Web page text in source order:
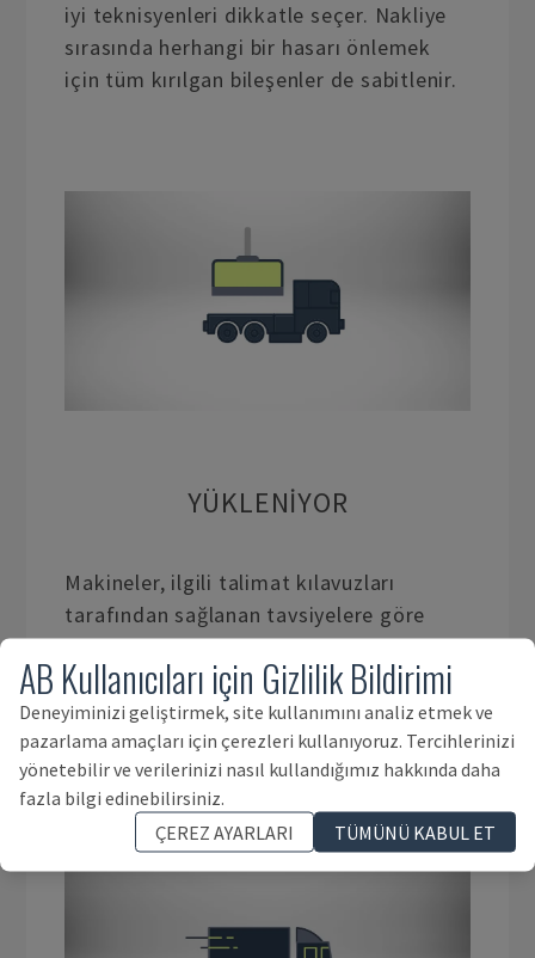
iyi teknisyenleri dikkatle seçer. Nakliye
sırasında herhangi bir hasarı önlemek
için tüm kırılgan bileşenler de sabitlenir.
YÜKLENIYOR
Makineler, ilgili talimat kılavuzları
tarafından sağlanan tavsiyelere göre
yüklenir. Vinçleri veya forkliftleri
kullanarak makineleri, kalkış modlarına
yüklemek için yerel şirketler ile
calışıyoruz.
AB Kullanıcıları için Gizlilik Bildirimi
Deneyiminizi geliştirmek, site kullanımını analiz etmek ve
pazarlama amaçları için çerezleri kullanıyoruz. Tercihlerinizi
yönetebilir ve verilerinizi nasıl kullandığımız hakkında daha
fazla bilgi edinebilirsiniz.
ÇEREZ AYARLARI
TÜMÜNÜ KABUL ET